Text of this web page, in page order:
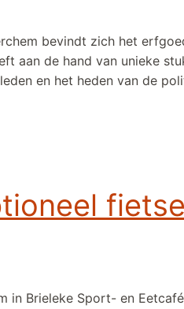
bevindt zich het
aan de hand van unieke
en het heden van de
in Brieleke Sport- en